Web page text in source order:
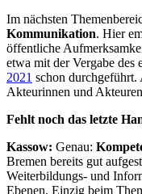
Im nächsten
Kommunikation. Hier
öffentliche
etwa mit der Vergabe des
2021 schon durchgeführt.
Akteurinnen und
Fehlt noch das letzte
Kassow: Genau:
Bremen bereits gut
Weiterbildungs- und
Ebenen. Einzig beim